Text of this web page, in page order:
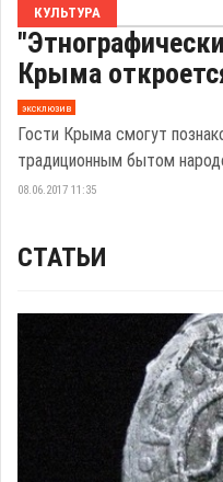
КУЛЬТУРА
Крыма
эксклюзив
Гости Крыма смогут
традиционным бытом
08.06.2017 11:35
СТАТЬИ